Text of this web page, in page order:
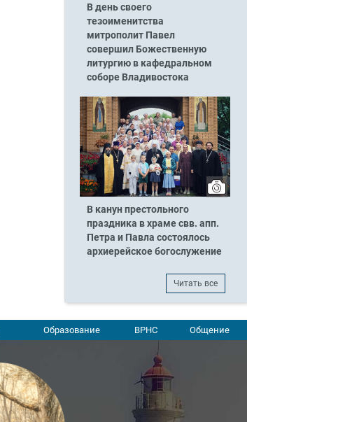
В день своего
тезоименитства
митрополит Павел
совершил Божественную
литургию в кафедральном
соборе Владивостока
В канун престольного
праздника в храме свв. апп.
Петра и Павла состоялось
архиерейское богослужение
Читать все
Образование ВРНС Общение